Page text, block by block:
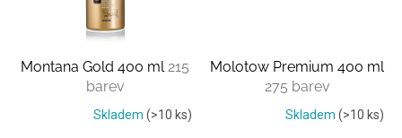
Montana Gold 400 ml215
barev
Skladem (>10 ks)
Molotow Premium 400 ml
275 barev
Skladem (>10 ks)